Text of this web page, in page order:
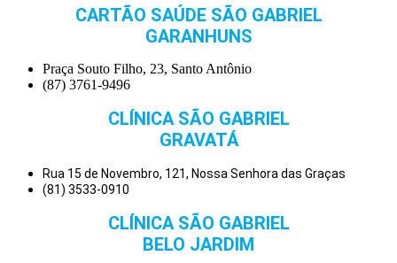
CARTÃO SAÚDE SÃO GABRIEL
GARANHUNS
Praça Souto Filho, 23, Santo Antônio
(87) 3761-9496
CLÍNICA SÃO GABRIEL
GRAVATÁ
Rua 15 de Novembro, 121, Nossa Senhora das Graças
(81) 3533-0910
CLÍNICA SÃO GABRIEL
BELO JARDIM